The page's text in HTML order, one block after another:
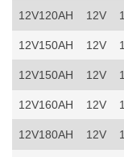
12V120AH 12V
12V150AH 12V
12V150AH 12V
12V160AH 12V
12V180AH 12V